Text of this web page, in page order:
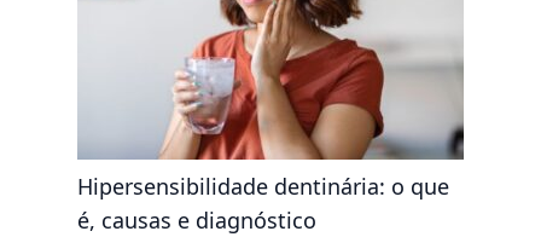
Hipersensibilidade dentinária: o que
é, causas e diagnóstico